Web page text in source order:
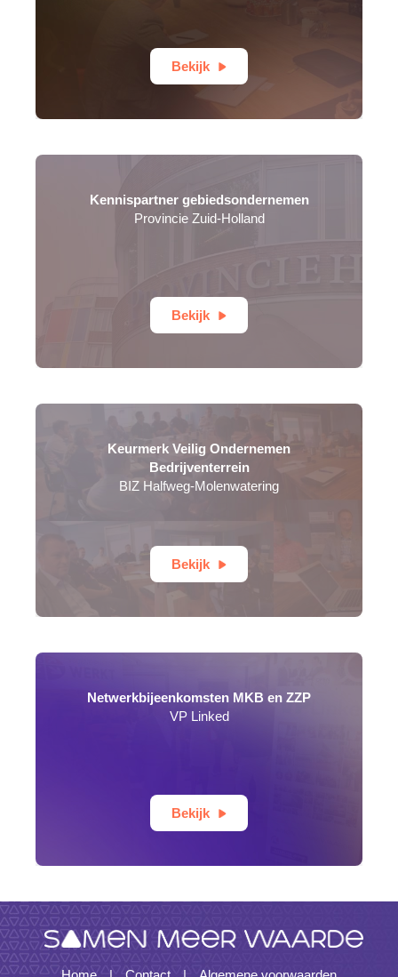
Bekijk
Kennispartner gebiedsondernemen
Provincie Zuid-Holland
Bekijk
Keurmerk Veilig Ondernemen
Bedrijventerrein
BIZ Halfweg-Molenwatering
Bekijk
Netwerkbijeenkomsten MKB en ZZP
VP Linked
Bekijk